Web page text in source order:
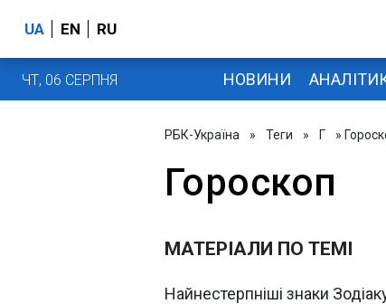
UA EN RU
ЧТ, 06 СЕРПНЯ НОВИНИ
РБК-Україна » Теги » Г »
Гороскоп
МАТЕРІАЛИ ПО ТЕМІ
Найнестерпніші знаки